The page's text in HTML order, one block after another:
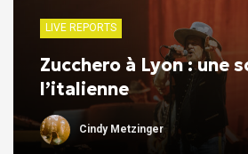
LIVE REPORTS
Zucchero à Lyon : une
l’italienne
Cindy Metzinger